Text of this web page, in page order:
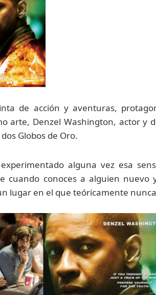
de acción y aventuras,
arte, Denzel Washington, actor y
Globos de Oro.
alguna vez esa
cuando conoces a alguien nuevo
lugar en el que teóricamente